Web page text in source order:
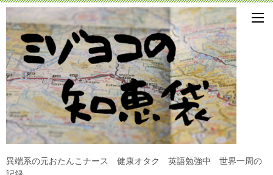
異端系の元おたんこナース 健康オタク 英語勉強中 世界一周の